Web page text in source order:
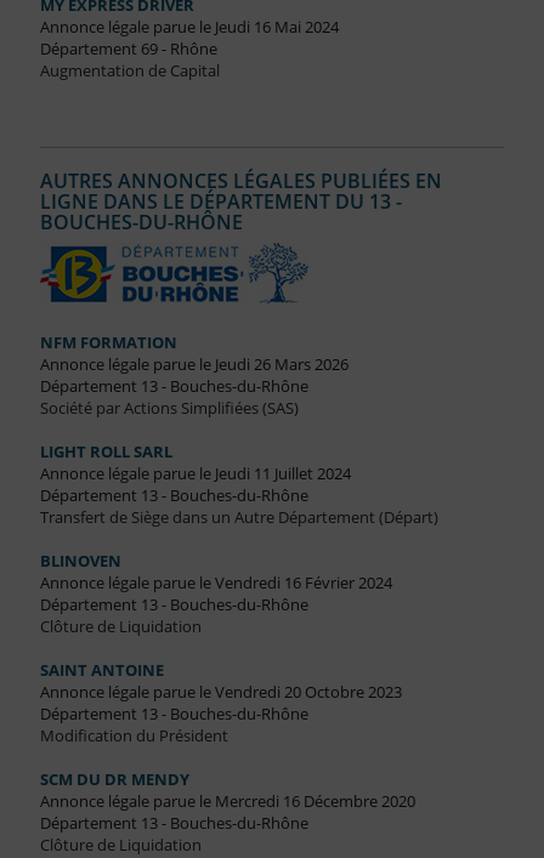
MY EXPRESS DRIVER
Annonce légale parue le Jeudi 16 Mai 2024
Département 69 - Rhône
Augmentation de Capital
AUTRES ANNONCES LÉGALES PUBLIÉES EN
LIGNE DANS LE DÉPARTEMENT DU 13 -
BOUCHES-DU-RHÔNE
NFM FORMATION
Annonce légale parue le Jeudi 26 Mars 2026
Département 13 - Bouches-du-Rhône
Société par Actions Simplifiées (SAS)
LIGHT ROLL SARL
Annonce légale parue le Jeudi 11 Juillet 2024
Département 13 - Bouches-du-Rhône
Transfert de Siège dans un Autre Département (Départ)
BLINOVEN
Annonce légale parue le Vendredi 16 Février 2024
Département 13 - Bouches-du-Rhône
Clôture de Liquidation
SAINT ANTOINE
Annonce légale parue le Vendredi 20 Octobre 2023
Département 13 - Bouches-du-Rhône
Modification du Président
SCM DU DR MENDY
Annonce légale parue le Mercredi 16 Décembre 2020
Département 13 - Bouches-du-Rhône
Clôture de Liquidation